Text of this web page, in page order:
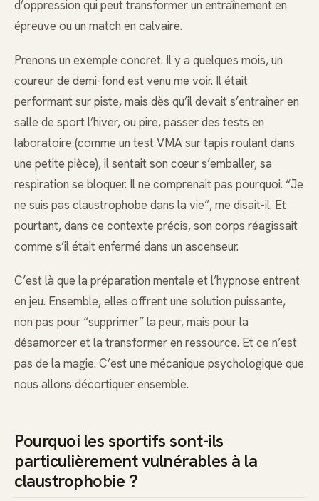
d’oppression qui peut transformer un entraînement en
épreuve ou un match en calvaire.
Prenons un exemple concret. Il y a quelques mois, un
coureur de demi-fond est venu me voir. Il était
performant sur piste, mais dès qu’il devait s’entraîner en
salle de sport l’hiver, ou pire, passer des tests en
laboratoire (comme un test VMA sur tapis roulant dans
une petite pièce), il sentait son cœur s’emballer, sa
respiration se bloquer. Il ne comprenait pas pourquoi. “Je
ne suis pas claustrophobe dans la vie”, me disait-il. Et
pourtant, dans ce contexte précis, son corps réagissait
comme s’il était enfermé dans un ascenseur.
C’est là que la préparation mentale et l’hypnose entrent
en jeu. Ensemble, elles offrent une solution puissante,
non pas pour “supprimer” la peur, mais pour la
désamorcer et la transformer en ressource. Et ce n’est
pas de la magie. C’est une mécanique psychologique que
nous allons décortiquer ensemble.
Pourquoi les sportifs sont-ils
particulièrement vulnérables à la
claustrophobie ?